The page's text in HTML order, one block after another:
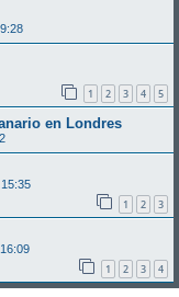
1 2 3 4 5
en Londres
1 2 3
1 2 3 4